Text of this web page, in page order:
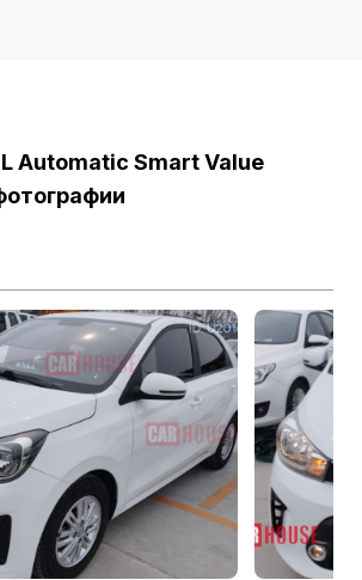
Двигатели
(шт.) 4
на цилиндр (шт.) 4
воздуха DOHC
92-й бензин
Многоточечный впрыск
Алюминий
Automatic Smart Value